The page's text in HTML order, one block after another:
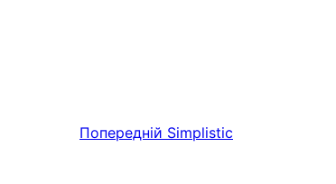
Попередній Simplistic